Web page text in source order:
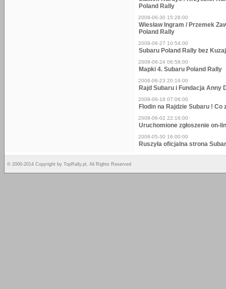
Poland Rally
2008-06-30 15:28:00
Wiesław Ingram / Przemek
Poland Rally
2008-06-27 10:54:00
Subaru Poland Rally bez
2008-06-24 06:58:00
Mapki 4. Subaru Poland Rally
2008-06-23 20:16:00
Rajd Subaru i Fundacja Anny
2008-06-18 07:06:00
Flodin na Rajdzie Subaru ! Co
2008-06-02 22:16:00
Uruchomione zgłoszenie on-
2008-05-30 16:00:00
Ruszyła oficjalna strona
© 2000-2014 Copyright by TopRally.pl, All Rights Reserved